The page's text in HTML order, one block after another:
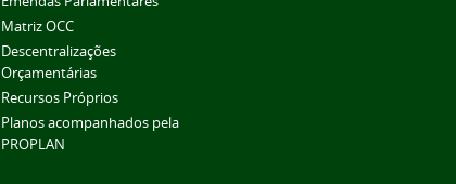
Matriz OCC
Descentralizações
Orçamentárias
Recursos Próprios
Planos acompanhados pela
PROPLAN